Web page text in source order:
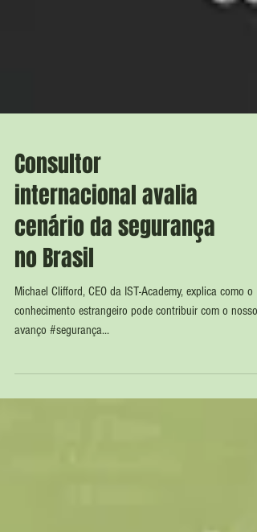
Consultor
internacional avalia
cenário da segurança
no Brasil
Michael Clifford, CEO da IST-Academy, explica como o